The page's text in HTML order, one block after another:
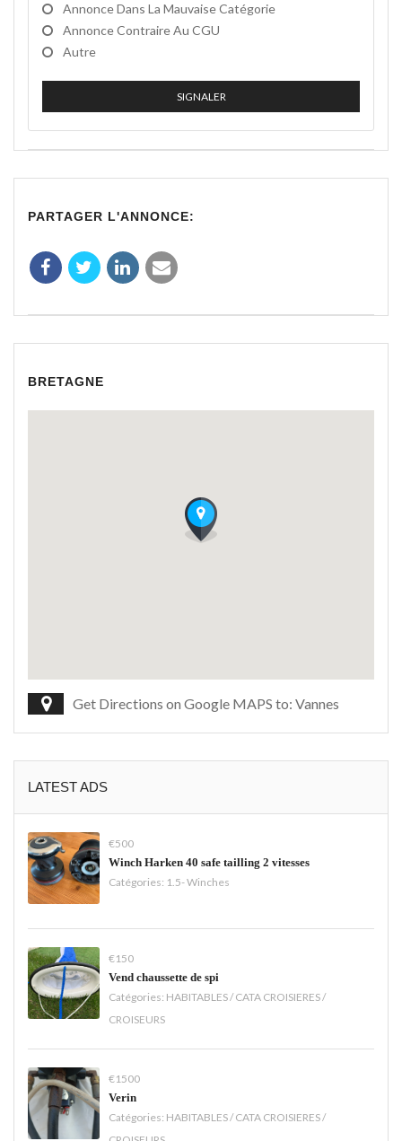
Annonce Dans La Mauvaise Catégorie
Annonce Contraire Au CGU
Autre
SIGNALER
PARTAGER L'ANNONCE:
BRETAGNE
Get Directions on Google MAPS to: Vannes
LATEST ADS
€500
Winch Harken 40 safe tailling 2 vitesses
Catégories: 1.5- Winches
€150
Vend chaussette de spi
Catégories: HABITABLES / CATA CROISIERES /
CROISEURS
€1500
Verin
Catégories: HABITABLES / CATA CROISIERES /